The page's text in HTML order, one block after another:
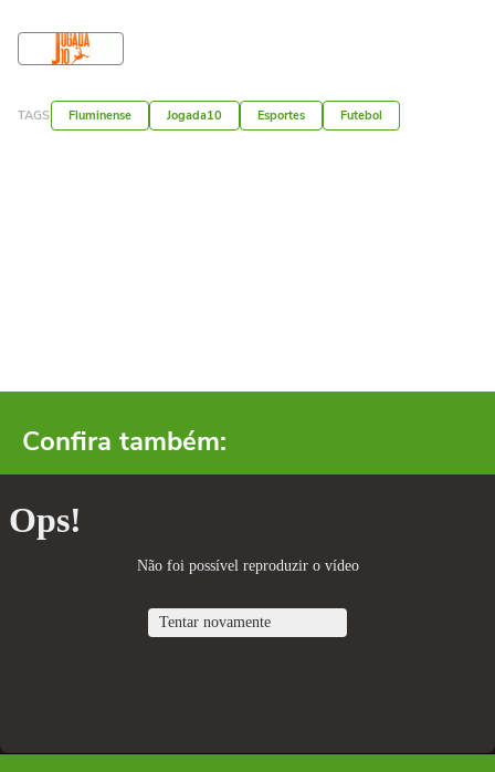
TAGS Fluminense Jogada10 Esportes Futebol
Confira também: